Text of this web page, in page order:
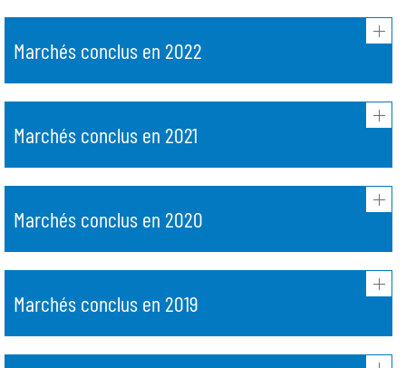
Marchés conclus en 2022
Marchés conclus en 2021
Marchés conclus en 2020
Marchés conclus en 2019